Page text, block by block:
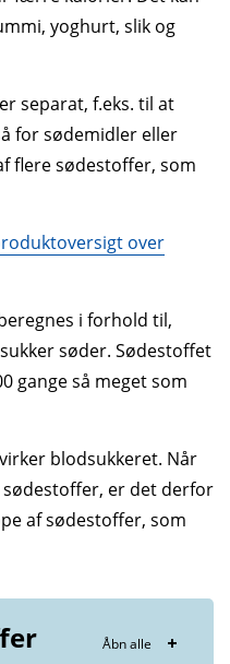
hos
yoghurt, slik og
separat, f.eks. til at
for sødemidler eller
flere sødestoffer, som
over
i forhold til,
søder. Søde­stoffet
gange så meget som
blod­sukkeret. Når
er det derfor
af søde­stoffer, som
Åbn alle